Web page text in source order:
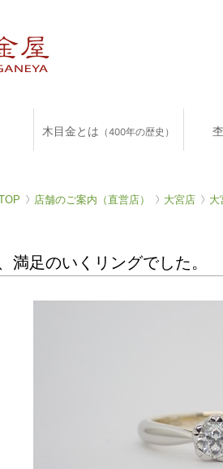
木目金とは （400年の歴史）
店舗のご案内（直営店） 大宮店 大
満足のいくリングでした